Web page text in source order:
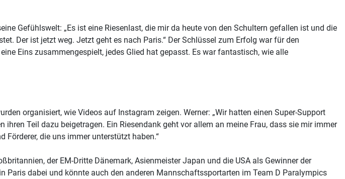
Gefühlswelt: „Es ist eine Riesenlast, die mir da heute von den Schultern gefallen ist und die
Der ist jetzt weg. Jetzt geht es nach Paris.“ Der Schlüssel zum Erfolg war für den
Eins zusammengespielt, jedes Glied hat gepasst. Es war fantastisch, wie alle
organisiert, wie Videos auf Instagram zeigen. Werner: „Wir hatten einen Super-Support
Teil dazu beigetragen. Ein Riesendank geht vor allem an meine Frau, dass sie mir immer
Förderer, die uns immer unterstützt haben.“
der EM-Dritte Dänemark, Asienmeister Japan und die USA als Gewinner der
dabei und könnte auch den anderen Mannschaftssportarten im Team D Paralympics